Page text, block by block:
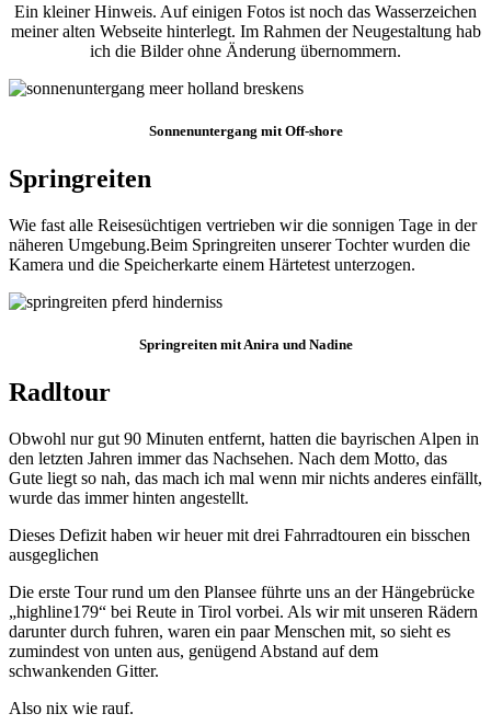
Ein kleiner Hinweis. Auf einigen Fotos ist noch das Wasserzeichen
meiner alten Webseite hinterlegt. Im Rahmen der Neugestaltung hab
ich die Bilder ohne Änderung übernommern.
Sonnenuntergang mit Off-shore
Springreiten
Wie fast alle Reisesüchtigen vertrieben wir die sonnigen Tage in der
näheren Umgebung.Beim Springreiten unserer Tochter wurden die
Kamera und die Speicherkarte einem Härtetest unterzogen.
Springreiten mit Anira und Nadine
Radltour
Obwohl nur gut 90 Minuten entfernt, hatten die bayrischen Alpen in
den letzten Jahren immer das Nachsehen. Nach dem Motto, das
Gute liegt so nah, das mach ich mal wenn mir nichts anderes einfällt,
wurde das immer hinten angestellt.
Dieses Defizit haben wir heuer mit drei Fahrradtouren ein bisschen
ausgeglichen
Die erste Tour rund um den Plansee führte uns an der Hängebrücke
„highline179“ bei Reute in Tirol vorbei. Als wir mit unseren Rädern
darunter durch fuhren, waren ein paar Menschen mit, so sieht es
zumindest von unten aus, genügend Abstand auf dem
schwankenden Gitter.
Also nix wie rauf.